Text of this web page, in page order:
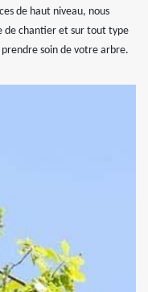
de haut niveau, nous
de chantier et sur tout type
prendre soin de votre arbre.